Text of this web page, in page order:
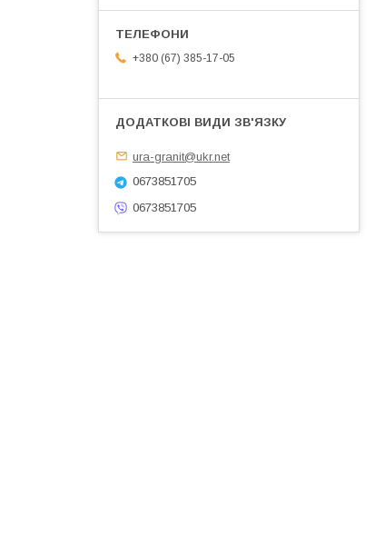
+380 (67) 385-17-05
ura-granit@ukr.net
0673851705
0673851705